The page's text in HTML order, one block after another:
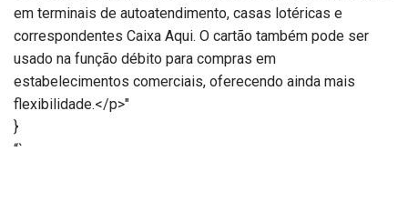
em terminais de autoatendimento, casas lotéricas e
correspondentes Caixa Aqui. O cartão também pode ser
usado na função débito para compras em
estabelecimentos comerciais, oferecendo ainda mais
flexibilidade.</p>"
}
“`